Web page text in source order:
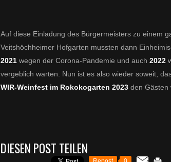
Auf diese Einladung des Bürgermeisters zu einem
Veitshöchheimer Hofgarten mussten dann
2021 wegen der Corona-Pandemie und auch 2022
vergeblich warten. Nun ist es also wieder soweit,
WIR-Weinfest im Rokokogarten 2023 den Gästen
DIESEN POST TEILEN